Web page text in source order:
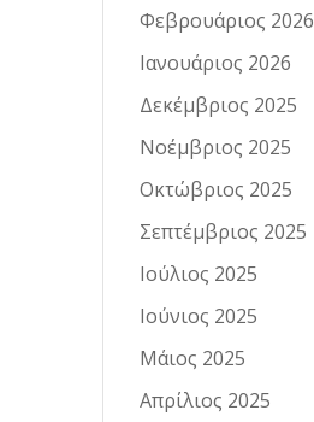
Φεβρουάριος 2026
Ιανουάριος 2026
Δεκέμβριος 2025
Νοέμβριος 2025
Οκτώβριος 2025
Σεπτέμβριος 2025
Ιούλιος 2025
Ιούνιος 2025
Μάιος 2025
Απρίλιος 2025